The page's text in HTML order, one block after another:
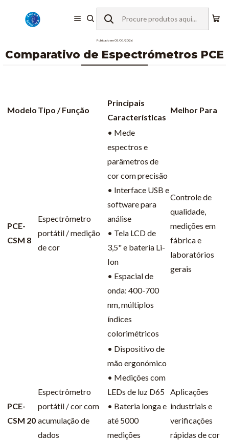
Comparativo de Espectrómetros PCE
Publicado em 05/01/2026
Comparativo de Espectrómetros PCE
Modelo Tipo / Função
Principais
Características
Melhor Para
PCE-
CSM 8
Espectrômetro
portátil / medição
de cor
• Mede
espectros e
parâmetros de
cor com precisão
• Interface USB e
software para
análise
• Tela LCD de
3,5" e bateria Li-
Ion
• Espacial de
onda: 400-700
nm, múltiplos
índices
colorimétricos
Controle de
qualidade,
medições em
fábrica e
laboratórios
gerais
PCE-
CSM 20
Espectrômetro
portátil / cor com
acumulação de
dados
• Dispositivo de
mão ergonómico
• Medições com
LEDs de luz D65
• Bateria longa e
até 5000
medições
Aplicações
industriais e
verificações
rápidas de cor